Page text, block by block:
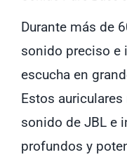
Durante más de
sonido preciso e
escucha en
Estos
sonido de JBL e
profundos y